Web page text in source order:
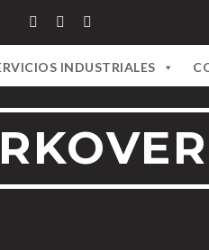
INDUSTRIALES